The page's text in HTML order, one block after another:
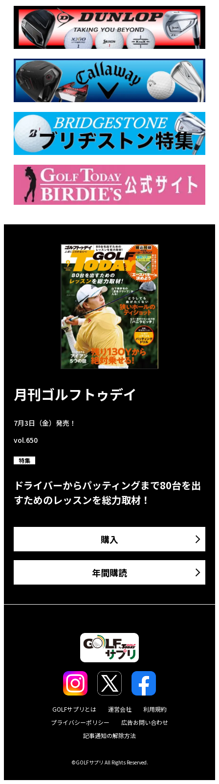
月刊ゴルフトゥデイ
7月3日（金）発売！
vol.650
特集
ドライバーからパッティングまで80台を出
すためのレッスンを総力取材！
購入
年間購読
GOLFサプリとは 運営会社
利用規約
プライバシーポリシー
広告お問い合わせ
記事通知の解除方法
©GOLFサプリ All Rights Reserved.